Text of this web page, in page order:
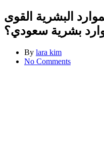
البشرية القوى
بشرية سعودي؟
By lara kim
No Comments